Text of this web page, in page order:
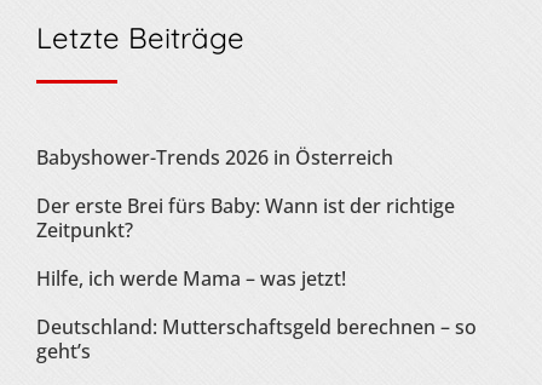
Letzte Beiträge
Babyshower-Trends 2026 in Österreich
Der erste Brei fürs Baby: Wann ist der richtige
Zeitpunkt?
Hilfe, ich werde Mama – was jetzt!
Deutschland: Mutterschaftsgeld berechnen – so
geht’s